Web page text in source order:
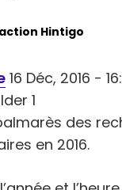
Hintigo
16 Déc, 2016 -
des
en 2016.